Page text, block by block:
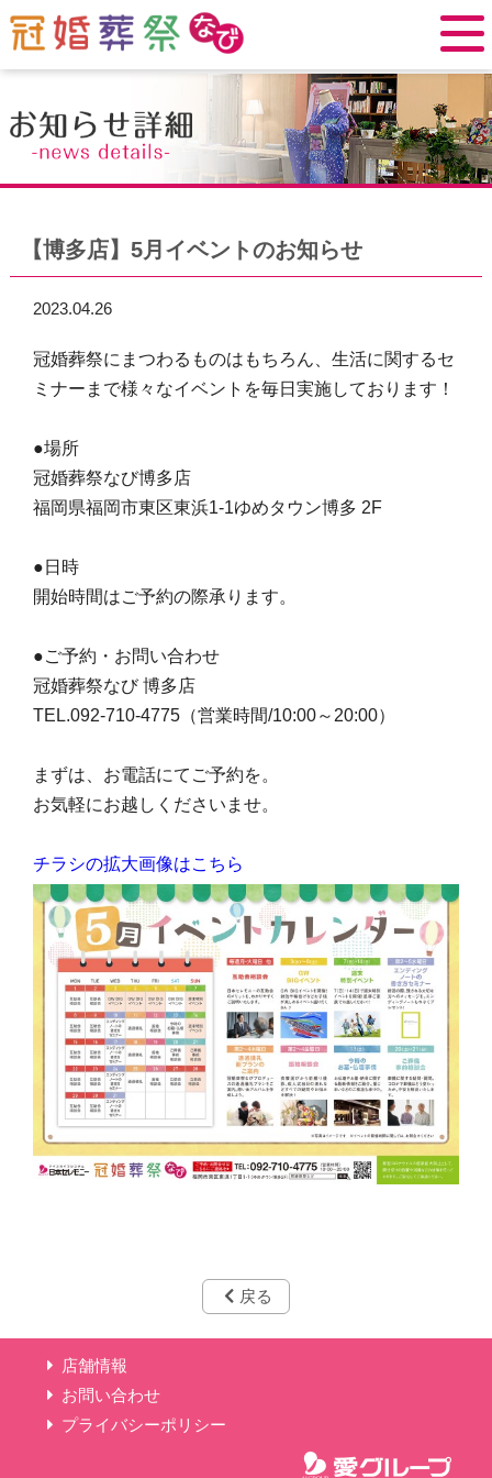
【博多店】5月イベントのお知らせ
2023.04.26
冠婚葬祭にまつわるものはもちろん、生活に関するセ
ミナーまで様々なイベントを毎日実施しております！
●場所
冠婚葬祭なび博多店
福岡県福岡市東区東浜1-1ゆめタウン博多 2F
●日時
開始時間はご予約の際承ります。
●ご予約・お問い合わせ
冠婚葬祭なび 博多店
TEL.092-710-4775（営業時間/10:00～20:00）
まずは、お電話にてご予約を。
お気軽にお越しくださいませ。
チラシの拡大画像はこちら
戻る
店舗情報
お問い合わせ
プライバシーポリシー